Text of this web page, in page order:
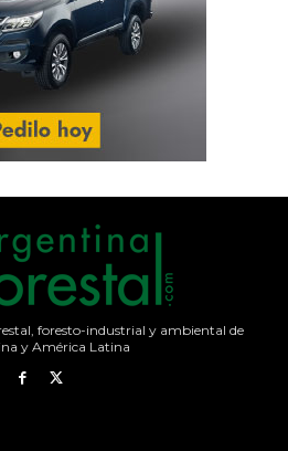
foresto-industrial y ambiental de
y América Latina